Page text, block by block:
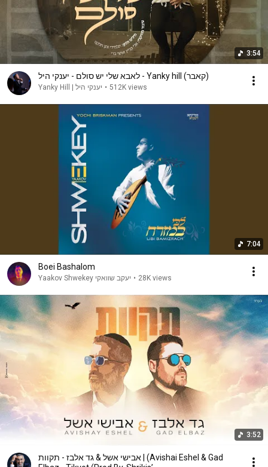
3:54
לאבא שלי יש סולם - יענקי היל - Yanky hill (קאבר)
יענקי היל | Yanky Hill • 512K views
7:04
Boei Bashalom
Yaakov Shwekey יעקב שוואקי • 28K views
3:52
אבישי אשל & גד אלבז - תקוות | (Avishai Eshel & Gad